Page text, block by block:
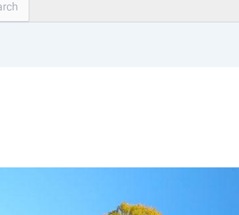
جستجو
برای: